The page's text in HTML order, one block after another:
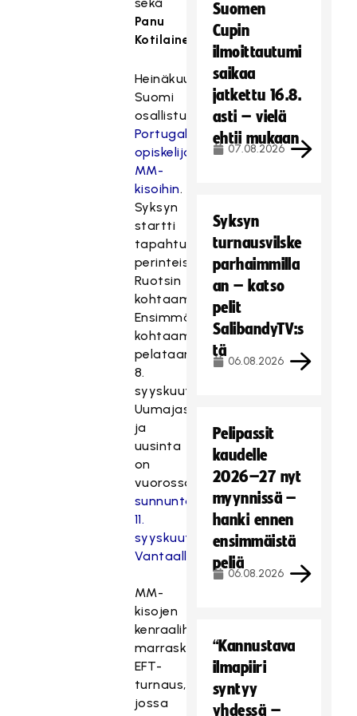
Panu
Kotilainen
Heinäkuussa
Suomi
osallistuu
Portugalissa
opiskelijoiden
MM-
kisoihin.
Syksyn
startti
tapahtuu
perinteisesti
Ruotsin
kohtaamisella.
Ensimmäinen
kohtaaminen
pelataan
8.
syyskuuta
Uumajassa
ja
uusinta
on
vuorossa
sunnuntaina
11.
syyskuuta
Vantaalla.
MM-
kisojen
kenraaliharjoitus,
marraskuun
EFT-
turnaus,
jossa
Suomen
Cupin
ilmoittautumi
saikaa
jatkettu 16.8.
asti – vielä
ehtii mukaan
07.08.2026
Syksyn
turnausvilske
parhaimmilla
an – katso
pelit
SalibandyTV:s
tä
06.08.2026
Pelipassit
kaudelle
2026–27 nyt
myynnissä –
hanki ennen
ensimmäistä
peliä
06.08.2026
“Kannustava
ilmapiiri
syntyy
yhdessä –